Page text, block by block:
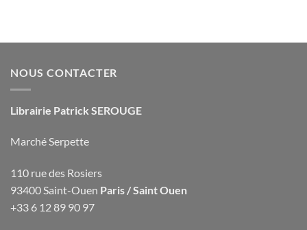
NOUS CONTACTER
Librairie Patrick SEROUGE
Marché Serpette
110 rue des Rosiers
93400 Saint-Ouen Paris / Saint Ouen
+33 6 12 89 90 97